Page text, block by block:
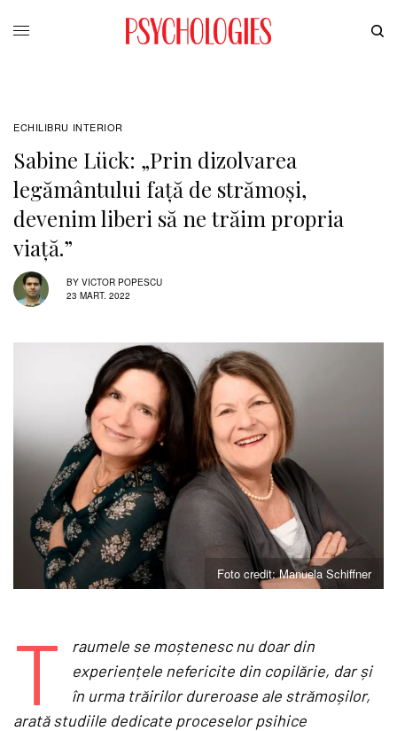
ECHILIBRU INTERIOR
Sabine Lück: „Prin dizolvarea
legământului față de strămoși,
devenim liberi să ne trăim propria
viață.”
BY VICTOR POPESCU
23 MART. 2022
Foto credit: Manuela Schiffner
T
raumele se moștenesc nu doar din
experiențele nefericite din copilărie, dar și
în urma trăirilor dureroase ale strămoșilor,
arată studiile dedicate proceselor psihice